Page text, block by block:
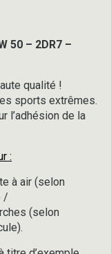
50 – 2DR7 –
qualité !
sports extrêmes.
l’adhésion de la
:
à air (selon
/
(selon